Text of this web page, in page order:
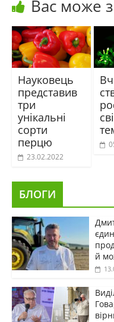
Вас може
Науковець
представив
три
унікальні
сорти
перцю
23.02.2022
БЛОГИ
й